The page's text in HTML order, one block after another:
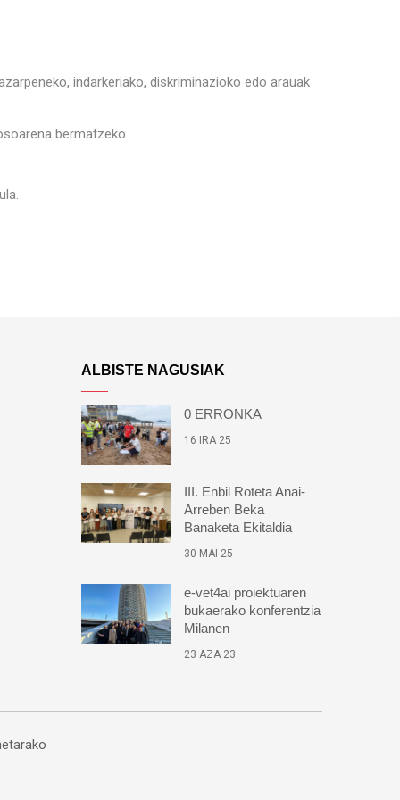
indarkeriako, diskriminazioko edo arauak
bermatzeko.
ALBISTE NAGUSIAK
0 ERRONKA
16 IRA 25
III. Enbil Roteta Anai-
Arreben Beka
Banaketa Ekitaldia
30 MAI 25
e-vet4ai proiektuaren
bukaerako konferentzia
Milanen
23 AZA 23